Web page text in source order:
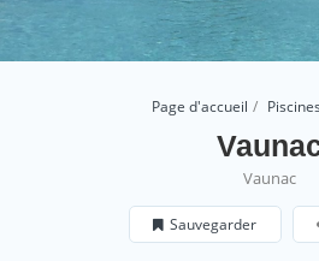
Page d'accueil Piscines
Vaunac
Sauvegarder